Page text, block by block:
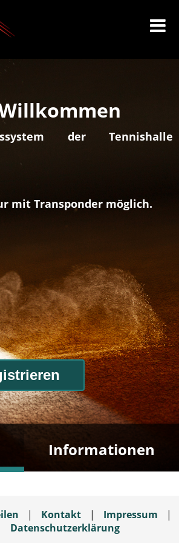
der Tennishalle
mit Transponder möglich.
Informationen
| Kontakt | Impressum
|
Datenschutzerklärung